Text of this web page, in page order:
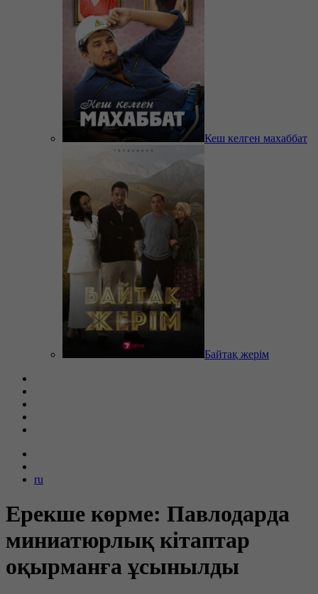
Кеш келген махаббат
Байтақ жерім
ru
Ерекше көрме: Павлодарда
миниатюрлық кітаптар
оқырманға ұсынылды